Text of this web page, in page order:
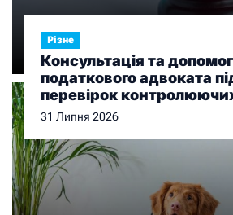
Різне
Консультація та
податкового адвоката
перевірок
органів
31 Липня 2026